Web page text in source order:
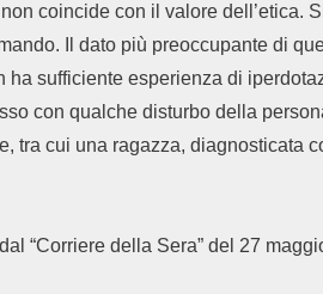
coincide con il valore dell’etica.
Il dato più preoccupante di
sufficiente esperienza di
con qualche disturbo della
tra cui una ragazza, diagnosticata
“Corriere della Sera” del 27